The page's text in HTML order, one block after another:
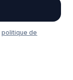
politique de